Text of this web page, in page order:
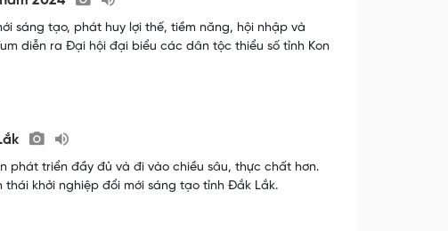
sáng tạo, phát huy lợi thế, tiềm năng, hội nhập và
diễn ra Đại hội đại biểu các dân tộc thiểu số tỉnh Kon
phát triển đầy đủ và đi vào chiều sâu, thực chất hơn.
khởi nghiệp đổi mới sáng tạo tỉnh Đắk Lắk.